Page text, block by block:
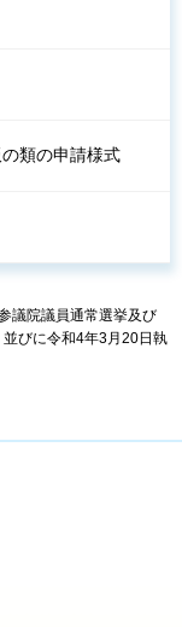
類の申請様式
議院議員通常選挙及び
びに令和4年3月20日執